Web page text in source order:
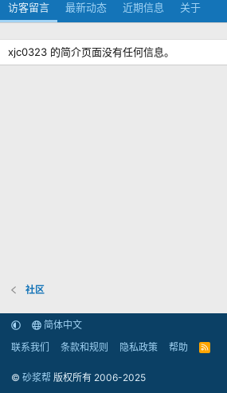
访客留言 最新动态 近期信息 关于
xjc0323 的简介页面没有任何信息。
社区
简体中文
联系我们
条款和规则 隐私政策 帮助
R
© 砂浆帮 版权所有 2006-2025